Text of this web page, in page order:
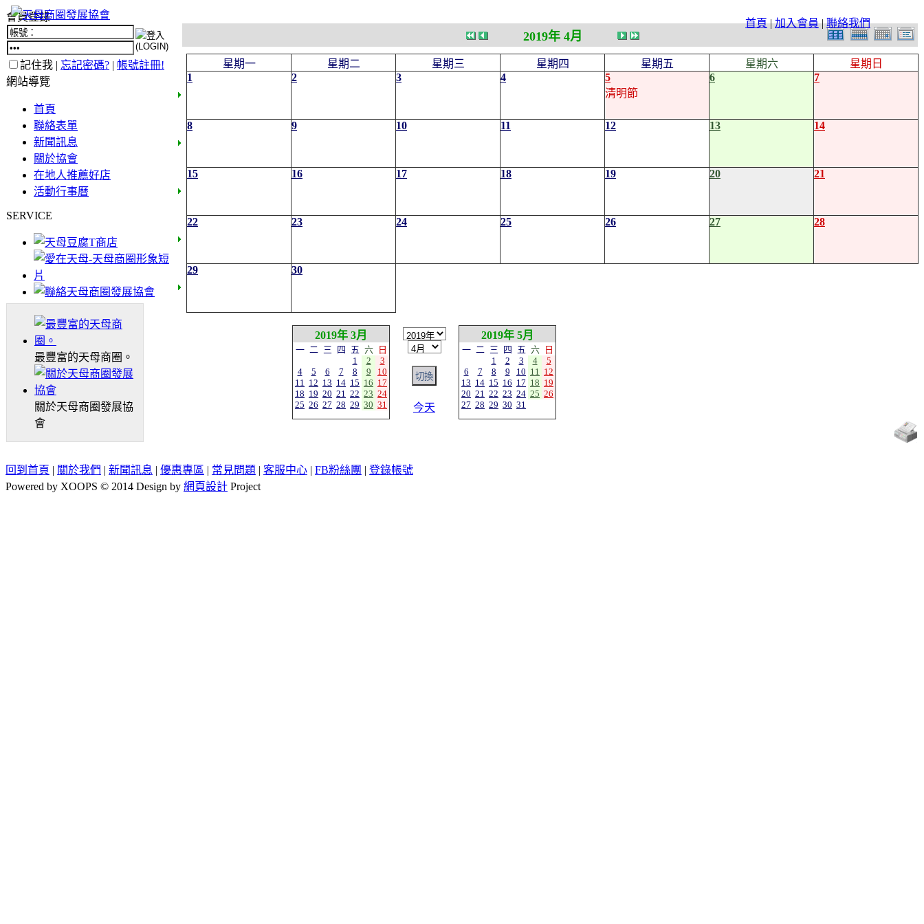
首頁|加入會員|聯絡我們
會員登錄
記住我 | 忘記密碼? | 帳號註冊!
網站導覽
首頁
聯絡表單
新聞訊息
關於協會
在地人推薦好店
活動行事曆
SERVICE
最豐富的天母商圈。
關於天母商圈發展協
會
2019年 4月
星期一 星期二 星期三 星期四 星期五 星期六
星期日
1
2 3 4
5
清明節
6 7
8 9 10 11 12 13 14
15 16 17 18 19 20 21
22 23 24 25 26 27 28
29 30
2019年 3月
一 二 三 四 五 六
日
1
2
3
4
5 6 7 8 9
10
11 12 13 14 15 16 17
18 19 20 21 22 23 24
25 26 27 28 29 30 31 今天
2019年 5月
一 二 三 四 五 六
日
1
2 3 4
5
6
7 8 9 10 11 12
13 14 15 16 17 18 19
20 21 22 23 24 25 26
27 28 29 30 31
回到首頁 | 關於我們 | 新聞訊息 | 優惠專區 | 常見問題 | 客服中心 | FB粉絲團 | 登錄帳號
Powered by XOOPS © 2014 Design by 網頁設計 Project